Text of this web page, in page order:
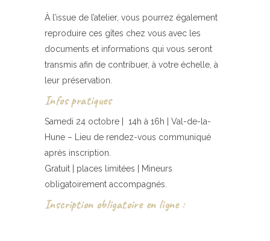
À l’issue de l’atelier, vous pourrez également
reproduire ces gîtes chez vous avec les
documents et informations qui vous seront
transmis afin de contribuer, à votre échelle, à
leur préservation.
Infos pratiques
Samedi 24 octobre | 14h à 16h | Val-de-la-
Hune – Lieu de rendez-vous communiqué
après inscription.
Gratuit | places limitées | Mineurs
obligatoirement accompagnés.
Inscription obligatoire en ligne :